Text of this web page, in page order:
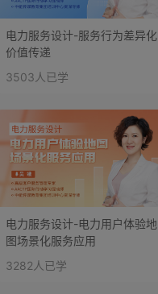
电力服务设计-服务行为差异化
价值传递
3503人已学
电力服务设计-电力用户体验地
图场景化服务应用
3282人已学